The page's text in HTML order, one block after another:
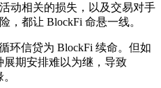
动相关的损失，以及交易对手
，都让 BlockFi 命悬一线。
环信贷为 BlockFi 续命。但如
期安排难以为继，导致